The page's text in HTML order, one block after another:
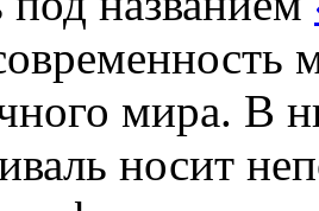
мира. В
носит